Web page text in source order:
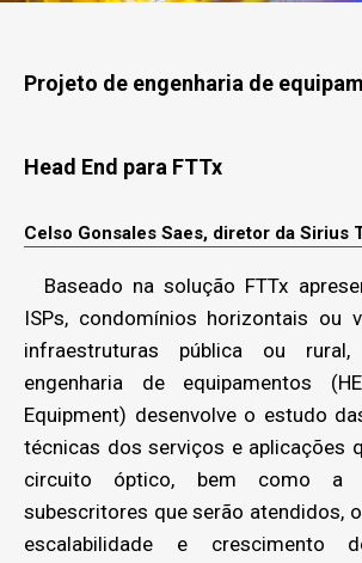
Projeto de engenharia de
Head End para FTTx
Celso Gonsales Saes, diretor da Sirius
Baseado na solução FTTx
ISPs, condomínios horizontais ou
infraestruturas pública ou
engenharia de equipamentos
Equipment) desenvolve o estudo
técnicas dos serviços e aplicações
circuito óptico, bem como a
subescritores que serão atendidos,
escalabilidade e crescimento